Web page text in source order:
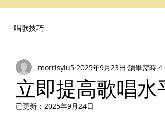
唱歌技巧
立即提高歌唱
morrisyiu5 2025年9月23日 讀畢需時 4
已更新： 2025年9月24日